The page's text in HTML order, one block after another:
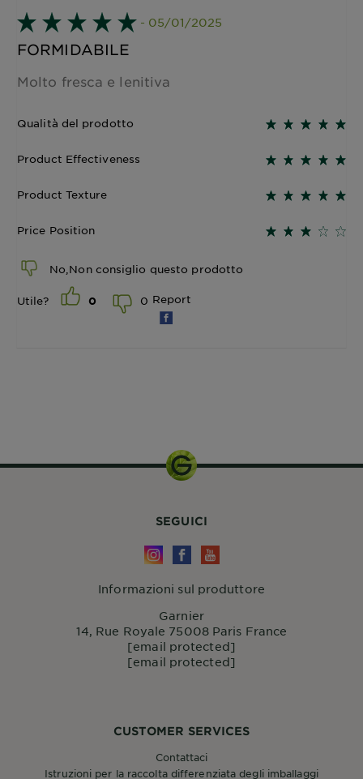
- 05/01/2025
FORMIDABILE
Molto fresca e lenitiva
Qualità del prodotto
Product Effectiveness
Product Texture
Price Position
No,Non consiglio questo prodotto
Utile? 0 0 Report
CUSTOMER SERVICES
Contattaci
Istruzioni per la raccolta differenziata degli imballaggi
SEGUICI
Informazioni sul produttore
Garnier
14, Rue Royale 75008 Paris France
[email protected]
[email protected]